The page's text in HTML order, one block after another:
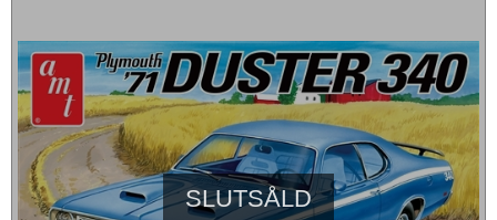
SLUTSÅLD